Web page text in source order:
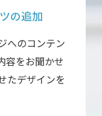
の追加
へのコンテン
容をお聞かせ
たデザインを